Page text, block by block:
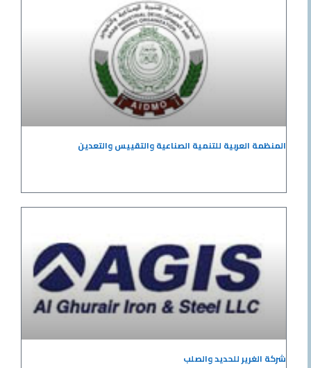
المنظمة العربية للتنمية الصناعية والتقييس والتعدين
شركة الغرير للحديد والصلب